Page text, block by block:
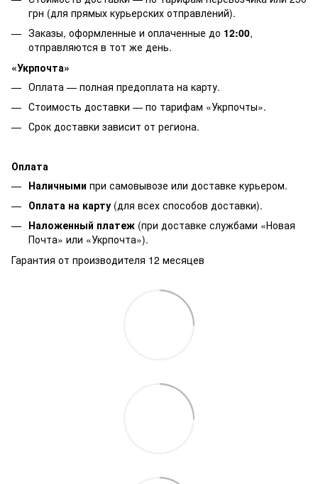
грн (для прямых курьерских отправлений).
Заказы, оформленные и оплаченные до 12:00,
отправляются в тот же день.
«Укрпочта»
Оплата — полная предоплата на карту.
Стоимость доставки — по тарифам «Укрпочты».
Срок доставки зависит от региона.
Оплата
Наличными при самовывозе или доставке курьером.
Оплата на карту (для всех способов доставки).
Наложенный платеж (при доставке службами «Новая
Почта» или «Укрпочта»).
Гарантия от производителя 12 месяцев